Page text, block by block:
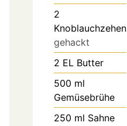
2
Knoblauchzehen
gehackt
2 EL Butter
500 ml
Gemüsebrühe
250 ml Sahne